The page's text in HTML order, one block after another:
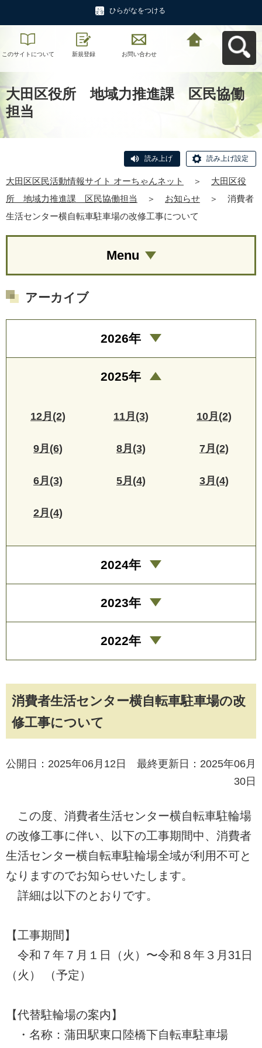
ひらがなをつける
このサイトについて 新規登録 お問い合わせ
大田区役所 地域力推進課 区民協働
担当
読み上げ 読み上げ設定
大田区区民活動情報サイト オーちゃんネット ＞
大田区役
所 地域力推進課 区民協働担当
＞ お知らせ ＞
消費者
生活センター横自転車駐車場の改修工事について
消費者生活センター横自転車駐車場の改
修工事について
公開日：2025年06月12日 最終更新日：2025年06月
30日
この度、消費者生活センター横自転車駐輪場
の改修工事に伴い、以下の工事期間中、消費者
生活センター横自転車駐輪場全域が利用不可と
なりますのでお知らせいたします。
詳細は以下のとおりです。
【工事期間】
令和７年７月１日（火）〜令和８年３月31日
（火） （予定）
【代替駐輪場の案内】
・名称：蒲田駅東口陸橋下自転車駐車場
Menu
アーカイブ
2026年
2025年
12月(2) 11月(3) 10月(2)
9月(6) 8月(3) 7月(2)
6月(3) 5月(4) 3月(4)
2月(4)
2024年
2023年
2022年